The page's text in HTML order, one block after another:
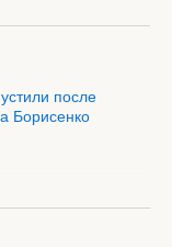
после
Борисенко